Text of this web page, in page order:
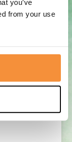
you’ve
from your use
je de